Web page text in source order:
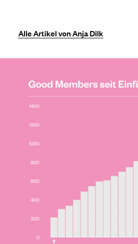
Alle Artikel von Anja Dilk